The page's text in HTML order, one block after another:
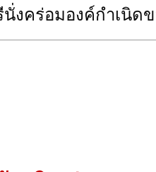
นั่งคร่อมองค์กำเนิด